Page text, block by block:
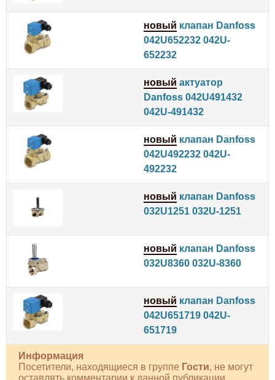
новый клапан Danfoss
042U652232 042U-
652232
новый актуатор
Danfoss 042U491432
042U-491432
новый клапан Danfoss
042U492232 042U-
492232
новый клапан Danfoss
032U1251 032U-1251
новый клапан Danfoss
032U8360 032U-8360
новый клапан Danfoss
042U651719 042U-
651719
Информация
Посетители, находящиеся в группе Гости, не могут
оставлять комментарии к данной публикации.